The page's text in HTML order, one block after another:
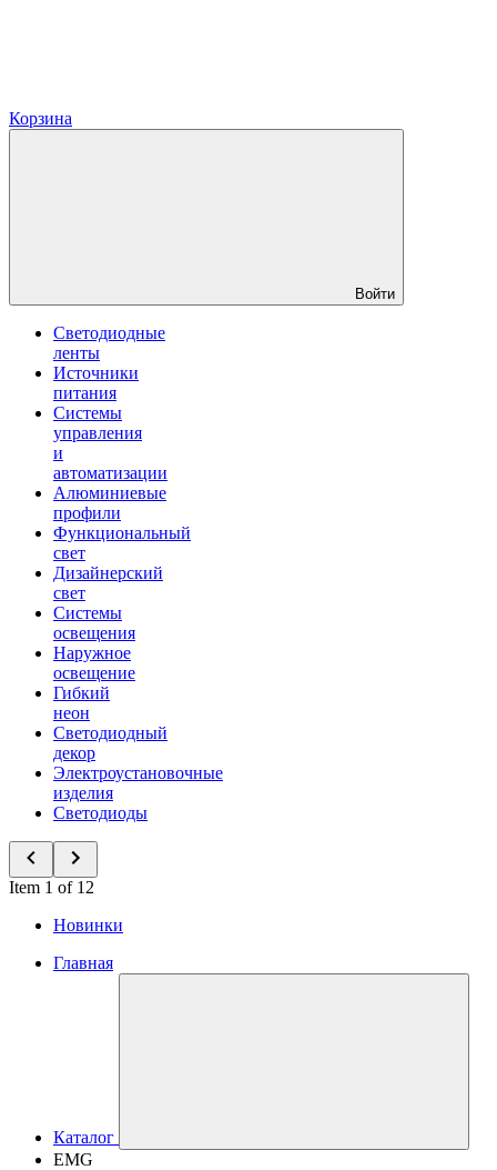
Корзина
Войти
Светодиодные
ленты
Источники
питания
Системы
управления
и
автоматизации
Алюминиевые
профили
Функциональный
свет
Дизайнерский
свет
Системы
освещения
Наружное
освещение
Гибкий
неон
Светодиодный
декор
Электроустановочные
изделия
Светодиоды
Item 1 of 12
Новинки
Главная
Каталог
EMG